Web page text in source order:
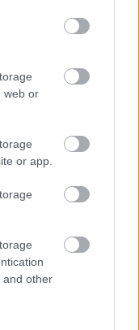
web or
or app.
and other
με
–μην χάσετε
τα τηγανιτά
και τα μύδια
αναλόγως…
–σκεφτείτε
ψητές γαρίδες
του είναι